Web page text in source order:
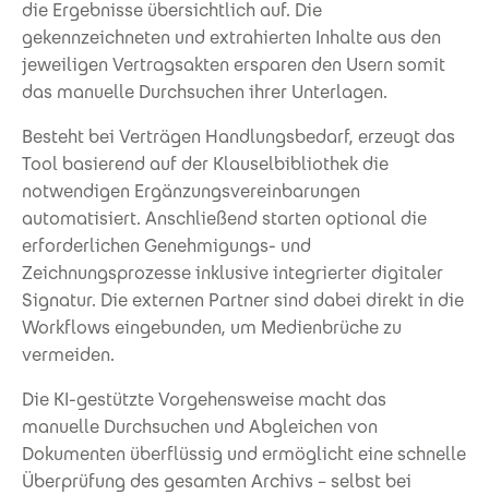
die Ergebnisse übersichtlich auf. Die
gekennzeichneten und extrahierten Inhalte aus den
jeweiligen Vertragsakten ersparen den Usern somit
das manuelle Durchsuchen ihrer Unterlagen.
Besteht bei Verträgen Handlungsbedarf, erzeugt das
Tool basierend auf der Klauselbibliothek die
notwendigen Ergänzungsvereinbarungen
automatisiert. Anschließend starten optional die
erforderlichen Genehmigungs- und
Zeichnungsprozesse inklusive integrierter digitaler
Signatur. Die externen Partner sind dabei direkt in die
Workflows eingebunden, um Medienbrüche zu
vermeiden.
Die KI-gestützte Vorgehensweise macht das
manuelle Durchsuchen und Abgleichen von
Dokumenten überflüssig und ermöglicht eine schnelle
Überprüfung des gesamten Archivs – selbst bei